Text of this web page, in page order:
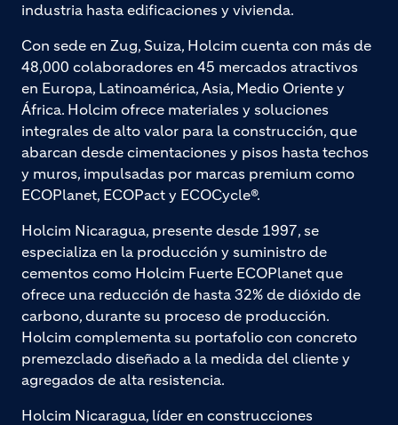
industria hasta edificaciones y vivienda.
Con sede en Zug, Suiza, Holcim cuenta con más de
48,000 colaboradores en 45 mercados atractivos
en Europa, Latinoamérica, Asia, Medio Oriente y
África. Holcim ofrece materiales y soluciones
integrales de alto valor para la construcción, que
abarcan desde cimentaciones y pisos hasta techos
y muros, impulsadas por marcas premium como
ECOPlanet, ECOPact y ECOCycle®.
Holcim Nicaragua, presente desde 1997, se
especializa en la producción y suministro de
cementos como Holcim Fuerte ECOPlanet que
ofrece una reducción de hasta 32% de dióxido de
carbono, durante su proceso de producción.
Holcim complementa su portafolio con concreto
premezclado diseñado a la medida del cliente y
agregados de alta resistencia.
Holcim Nicaragua, líder en construcciones